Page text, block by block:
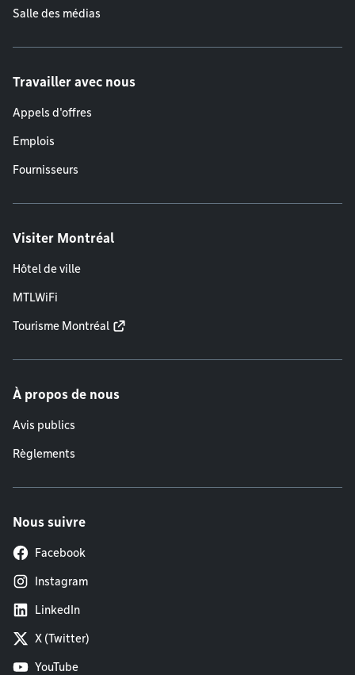
Salle des médias
Travailler avec nous
Appels d'offres
Emplois
Fournisseurs
Visiter Montréal
Hôtel de ville
MTLWiFi
Tourisme Montréal
À propos de nous
Avis publics
Règlements
Nous suivre
Facebook
Instagram
LinkedIn
X (Twitter)
YouTube